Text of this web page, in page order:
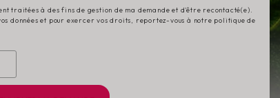
traitées à des fins de gestion de ma demande et d'être recontacté(e).
données et pour exercer vos droits, reportez-vous à notre politique de